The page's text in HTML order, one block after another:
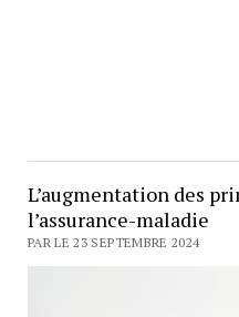
L’augmentation des
l’assurance-maladie
PAR LE 23 SEPTEMBRE 2024